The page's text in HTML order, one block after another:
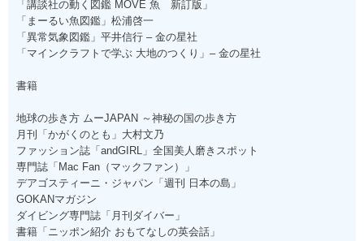
「講談社の動く図鑑 MOVE 魚 新訂版」
「まーるい魚図鑑」松浦啓一
「異常気象図鑑」平井信行 – 金の星社
「マインクラフトで学ぶ 大地のつくり」– 金の星社
書籍
地球の歩き方 ムーJAPAN ～神秘の国の歩き方
月刊「かがくのとも」大村文乃
ファッション誌「andGIRL」全国美人磨きスポット
専門誌「Mac Fan（マックファン）」
デアゴスティーニ・ジャパン「週刊 日本の島」
GOKANマガジン
ダイビング専門誌「月刊ダイバー」
書籍「ニッポン紹介 おもてなしの英会話」